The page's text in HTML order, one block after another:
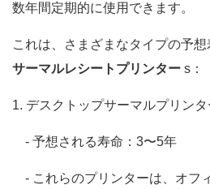
数年間定期的に使用できます。
これは、さまざまなタイプの予
サーマルレシートプリンター s：
1. デスクトップサーマルプリンタ
- 予想される寿命：3〜5年
- これらのプリンターは、オフ